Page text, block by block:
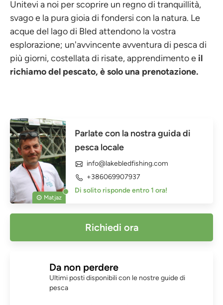
Unitevi a noi per scoprire un regno di tranquillità,
svago e la pura gioia di fondersi con la natura. Le
acque del lago di Bled attendono la vostra
esplorazione; un'avvincente avventura di pesca di
più giorni, costellata di risate, apprendimento e il
richiamo del pescato, è solo una prenotazione.
Matjaz
Parlate con la nostra guida di
pesca locale
info@lakebledfishing.com
+386069907937
Di solito risponde entro 1 ora!
Richiedi ora
Da non perdere
Ultimi posti disponibili con le nostre guide di
pesca